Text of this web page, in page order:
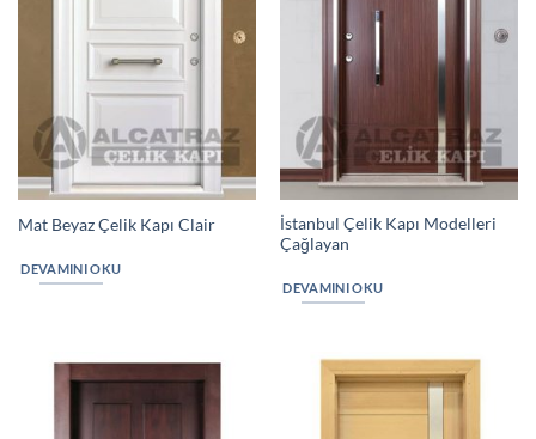
Mat Beyaz Çelik Kapı Clair
DEVAMINI OKU
İstanbul Çelik Kapı Modelleri
Çağlayan
DEVAMINI OKU